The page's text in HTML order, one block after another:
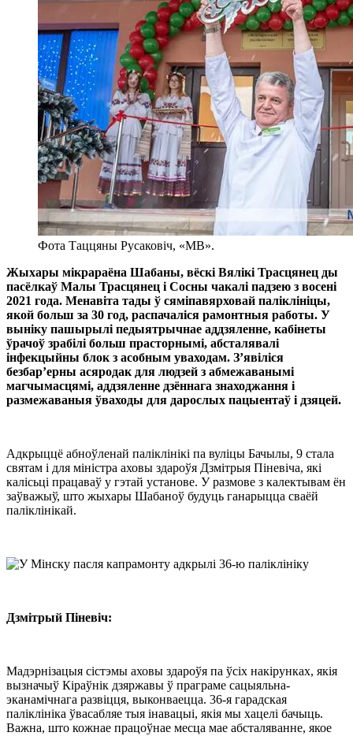
Фота Таццяны Русаковіч, «МВ».
Жыхары мікрараёна Шабаны, вёскі Вялікі Трасцянец ды
пасёлкаў Малы Трасцянец і Сосны чакалі падзею з восені
2021 года. Менавіта тады ў сяміпавярховай паліклініцы,
якой больш за 30 год, распачаліся рамонтныя работы. У
выніку пашырылі педыятрычнае аддзяленне, кабінеты
ўрачоў зрабілі больш прасторнымі, абсталявалі
інфекцыйны блок з асобным уваходам. З’явіліся
безбар’ерны асяродак для людзей з абмежаванымі
магчымасцямі, аддзяленне дзённага знаходжання і
размежаваныя ўваходы для дарослых пацыентаў і дзяцей.
Адкрыццё абноўленай паліклінікі па вуліцы Бачылы, 9 стала
святам і для міністра аховы здароўя Дзмітрыя Піневіча, які
калісьці працаваў у гэтай установе. У размове з калектывам ён
заўважыў, што жыхары Шабаноў будуць ганарыцца сваёй
паліклінікай.
Дзмітрый Піневіч:
Мадэрнізацыя сістэмы аховы здароўя па ўсіх накірунках, якія
вызначыў Кіраўнік дзяржавы ў праграме сацыяльна-
эканамічнага развіцця, выконваецца. 36-я гарадская
паліклініка ўвасабляе тыя інавацыі, якія мы хацелі бачыць.
Важна, што кожнае працоўнае месца мае абсталяванне, якое